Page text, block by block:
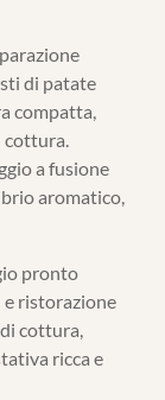
di patate
compatta,
cottura.
a fusione
aromatico,
pronto
e ristorazione
cottura,
ricca e